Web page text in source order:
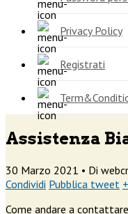
Privacy Policy
Registrati
Assistenza
30 Marzo 2021 • Di
Condividi Pubblica tweet
Come andare a